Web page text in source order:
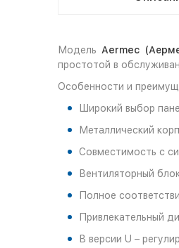
Модель Aermec
простотой в
Особенности и
Широкий выбор
Металлический
Совместимость с
Вентиляторный
Полное
Привлекательный
В версии U –